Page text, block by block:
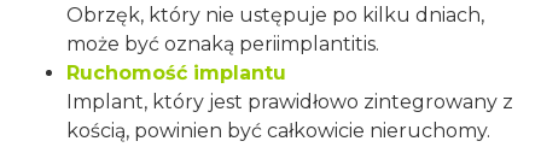
Obrzęk, który nie ustępuje po kilku dniach,
może być oznaką periimplantitis.
Ruchomość implantu
Implant, który jest prawidłowo zintegrowany z
kością, powinien być całkowicie nieruchomy.